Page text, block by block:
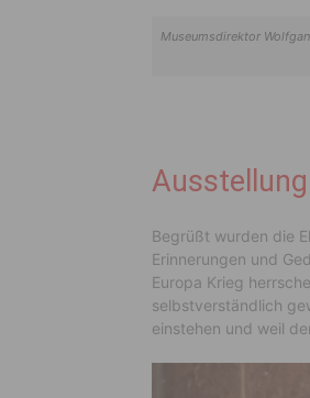
Museumsdirektor
Begrüßt wurden die
Erinnerungen und
Europa Krieg
selbstverständlich
einstehen und weil